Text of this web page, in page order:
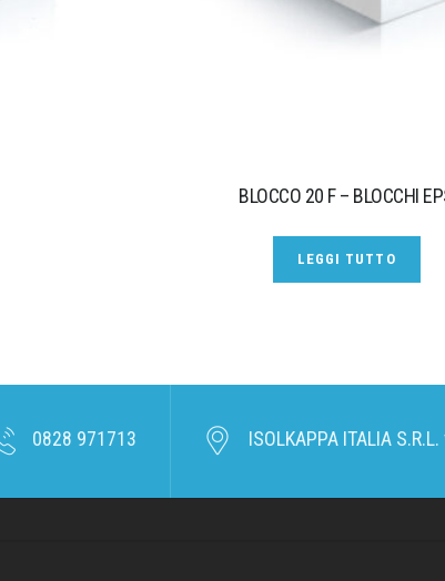
BLOCCO 20 F – BLOCCHI
LEGGI TUTTO
0828 971713 ISOLKAPPA ITALIA